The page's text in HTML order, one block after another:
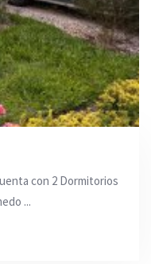
con 2 Dormitorios
...